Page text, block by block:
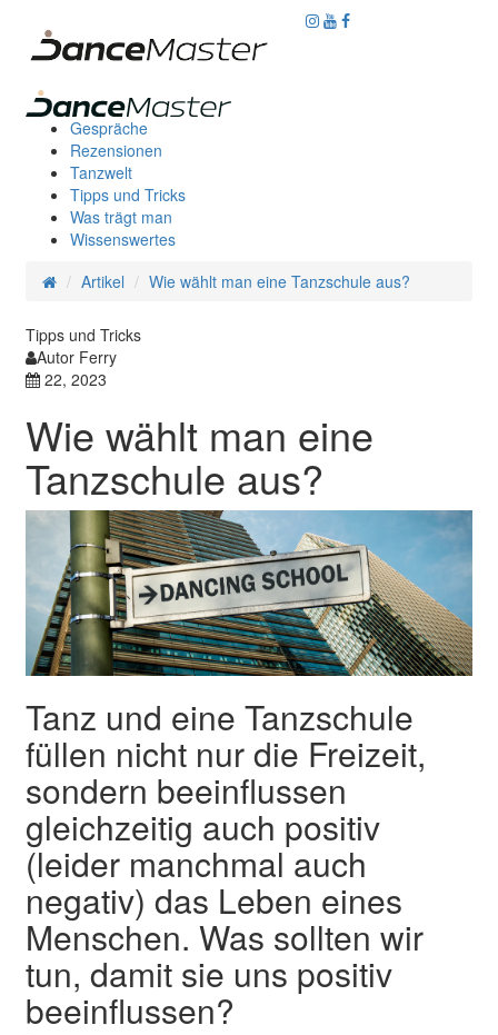
Gespräche
Rezensionen
Tanzwelt
Tipps und Tricks
Was trägt man
Wissenswertes
Artikel
Wie wählt man eine Tanzschule aus?
Tipps und Tricks
Autor Ferry
22, 2023
Wie wählt man eine
Tanzschule aus?
Tanz und eine Tanzschule
füllen nicht nur die Freizeit,
sondern beeinflussen
gleichzeitig auch positiv
(leider manchmal auch
negativ) das Leben eines
Menschen. Was sollten wir
tun, damit sie uns positiv
beeinflussen?